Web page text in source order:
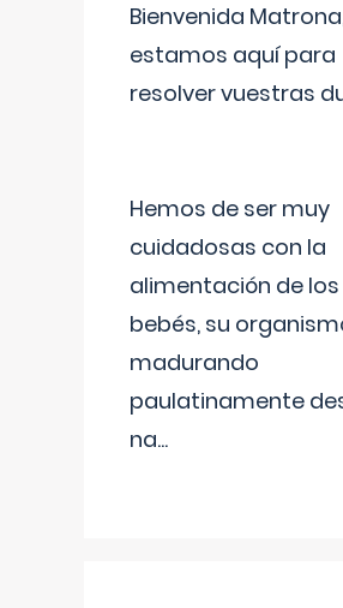
Bienvenida
estamos aquí para
resolver vuestras
Hemos de ser muy
cuidadosas con la
alimentación de los
bebés, su
madurando
paulatinamente
na...